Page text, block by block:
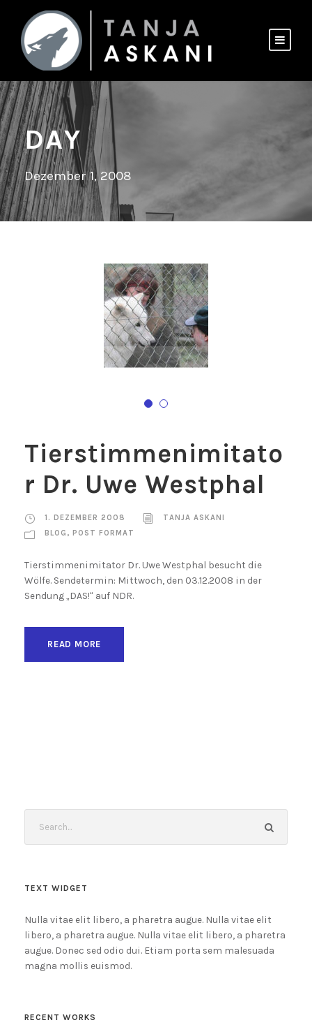
DAY
Dezember 1, 2008
Tierstimmenimitato
r Dr. Uwe Westphal
1. DEZEMBER 2008
TANJA ASKANI
BLOG , POST FORMAT
Tierstimmenimitator Dr. Uwe Westphal besucht die
Wölfe. Sendetermin: Mittwoch, den 03.12.2008 in der
Sendung „DAS!“ auf NDR.
READ MORE
TEXT WIDGET
Nulla vitae elit libero, a pharetra augue. Nulla vitae elit
libero, a pharetra augue. Nulla vitae elit libero, a pharetra
augue. Donec sed odio dui. Etiam porta sem malesuada
magna mollis euismod.
RECENT WORKS